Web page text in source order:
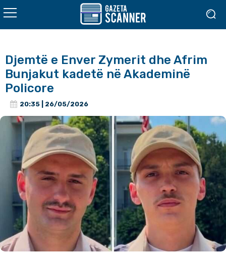
Djemtë e Enver Zymerit dhe Afrim
Bunjakut kadetë në Akademinë
Policore
20:35 | 26/05/2026